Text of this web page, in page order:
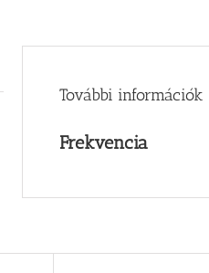
További információk
Frekvencia